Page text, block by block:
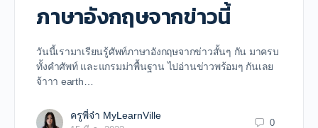
ภาษาอังกฤษจากข่าวนี้
วันนี้เรามาเรียนรู้ศัพท์ภาษาอังกฤษจากข่าวสั้นๆ กัน มาครบ
ทั้งคำศัพท์ และแกรมม่าพื้นฐาน ไปอ่านข่าวพร้อมๆ กันเลย
จ้าาา earth…
ครูพี่จ๋า MyLearnVille
0